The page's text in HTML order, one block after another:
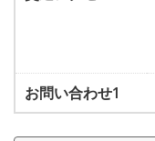
お問い合わせ1